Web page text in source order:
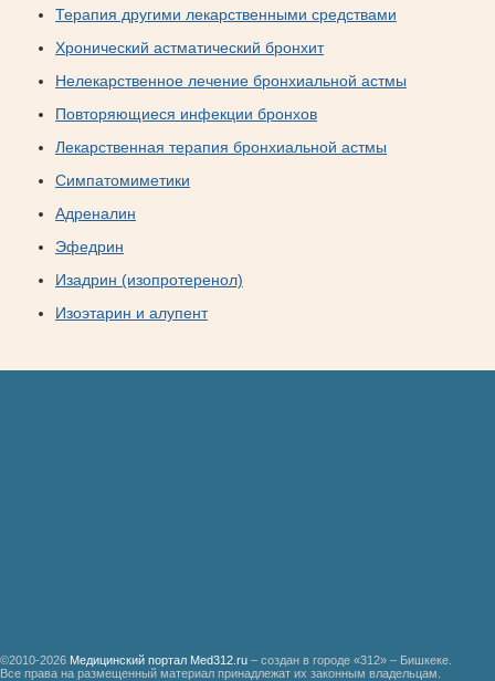
Терапия другими лекарственными средствами
Хронический астматический бронхит
Нелекарственное лечение бронхиальной астмы
Повторяющиеся инфекции бронхов
Лекарственная терапия бронхиальной астмы
Симпатомиметики
Адреналин
Эфедрин
Изадрин (изопротеренол)
Изоэтарин и алупент
©2010-2026 Медицинский портал Med312.ru – создан в городе «312» – Бишкеке.
Все права на размещенный материал принадлежат их законным владельцам.